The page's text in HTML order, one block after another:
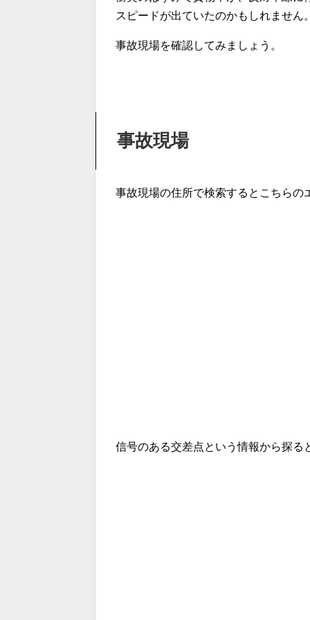
スピードが出ていたのかもしれません。
事故現場を確認してみましょう。
事故現場
事故現場の住所で検索するとこちらの
信号のある交差点という情報から探る